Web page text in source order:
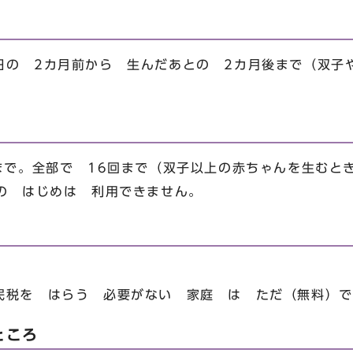
2カ月前から 生んだあとの 2カ月後まで（双
全部で 16回まで（双子以上の赤ちゃんを生むと
じめは 利用できません。
を はらう 必要がない 家庭 は ただ（無料）で
ろ